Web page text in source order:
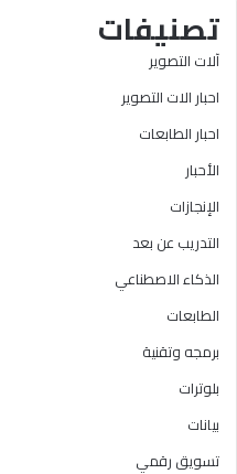
تصنيفات
آلات التصوير
احبار الات التصوير
احبار الطابعات
الأحبار
الإنجازات
التدريب عن بعد
الذكاء الاصطناعي
الطابعات
برمجه وتقنية
بلوترات
بيانات
تسويق رقمي